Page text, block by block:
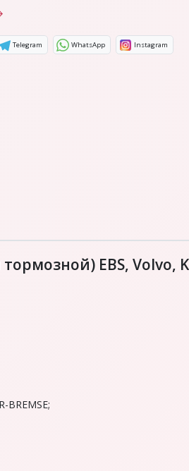
Telegram WhatsApp Instagram
EBS, Volvo,
BREMSE;